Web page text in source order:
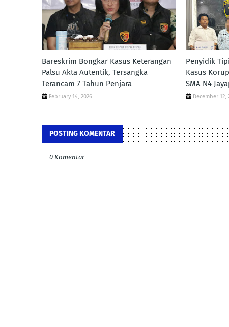
Bareskrim Bongkar Kasus Keterangan
Palsu Akta Autentik, Tersangka
Terancam 7 Tahun Penjara
February 14, 2026
‎Penyidik
Kasus
SMA N4
December 12,
POSTING KOMENTAR
0 Komentar